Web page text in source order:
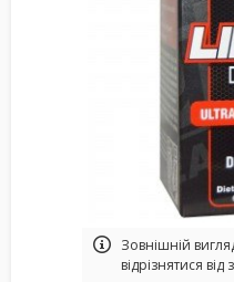
Зовнішній
відрізнятися